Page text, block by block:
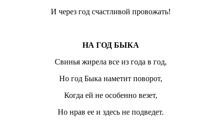
И через год счастливой провожать!
НА ГОД БЫКА
Свинья жирела все из года в год,
Но год Быка наметит поворот,
Когда ей не особенно везет,
Но нрав ее и здесь не подведет.